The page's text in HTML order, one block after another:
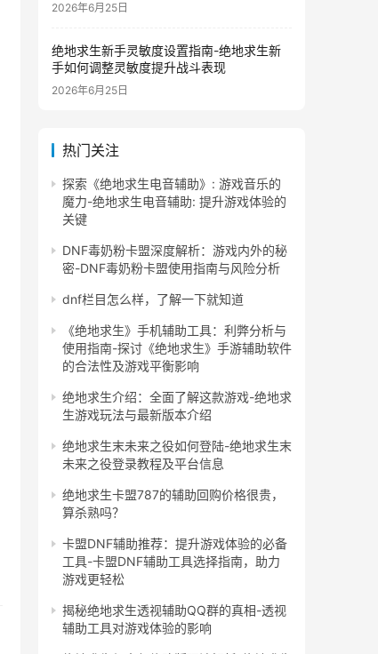
2026年6月25日
绝地求生新手灵敏度设置指南-绝地求生新
手如何调整灵敏度提升战斗表现
2026年6月25日
热门关注
探索《绝地求生电音辅助》: 游戏音乐的
魔力-绝地求生电音辅助: 提升游戏体验的
关键
DNF毒奶粉卡盟深度解析：游戏内外的秘
密-DNF毒奶粉卡盟使用指南与风险分析
dnf栏目怎么样，了解一下就知道
《绝地求生》手机辅助工具：利弊分析与
使用指南-探讨《绝地求生》手游辅助软件
的合法性及游戏平衡影响
绝地求生介绍：全面了解这款游戏-绝地求
生游戏玩法与最新版本介绍
绝地求生末未来之役如何登陆-绝地求生末
未来之役登录教程及平台信息
绝地求生卡盟787的辅助回购价格很贵，
算杀熟吗？
卡盟DNF辅助推荐：提升游戏体验的必备
工具-卡盟DNF辅助工具选择指南，助力
游戏更轻松
揭秘绝地求生透视辅助QQ群的真相-透视
辅助工具对游戏体验的影响